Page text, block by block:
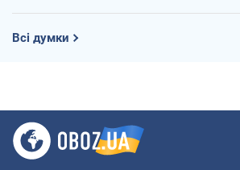
Всі думки